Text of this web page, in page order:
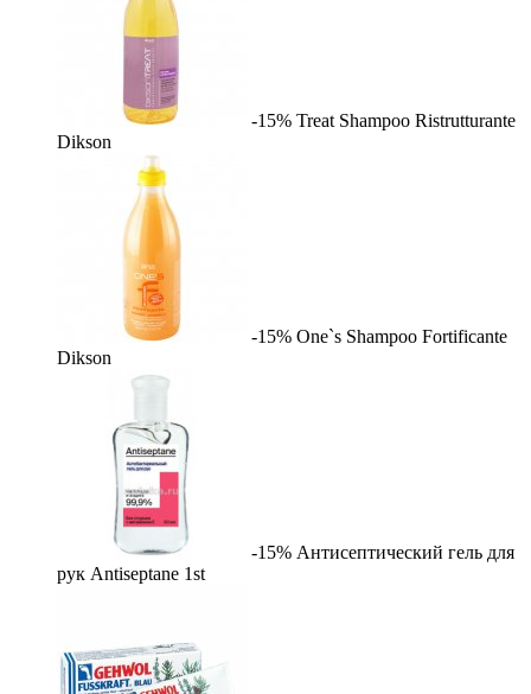
-15% Treat Shampoo Ristrutturante
Dikson
-15% One`s Shampoo Fortificante
Dikson
-15% Антисептический гель для
рук Antiseptane 1st